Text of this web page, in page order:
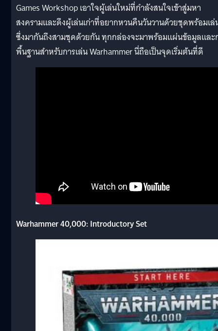
Games Workshop เอาใจผู้เล่นใหม่ที่กำลังสนใจเข้าสู่มหา
สงครามและดึงผู้เล่นเก่าที่อยากหวนคืนวันวานด้วยชุดพร้อมเล่
ซึ่งมากันถึงสามชุดด้วยกัน ทุกกล่องจะมาพร้อมแผ่นข้อมูลแล
พื้นฐานสำหรับการเล่น Warhammer นี่ถือเป็นจุดเริ่มต้นที่ดี
Warhammer 40,000: Introductory Set